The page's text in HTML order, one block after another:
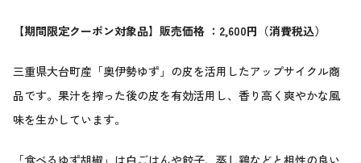
【期間限定クーポン対象品】販売価格 ：2,600円（消費税込）
三重県大台町産「奥伊勢ゆず」の皮を活用したアップサイクル商
品です。果汁を搾った後の皮を有効活用し、香り高く爽やかな風
味を生かしています。